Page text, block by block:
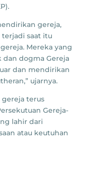
gereja,
saat itu
Mereka yang
dogma Gereja
dan mendirikan
ujarnya.
gereja terus
Gereja-
lahir dari
atau keutuhan